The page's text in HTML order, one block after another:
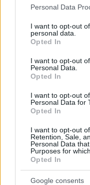
Please note that this
not limited to your visit
grant or deny consent
use your data for
consent section.
Personal Data
I want to opt-out
personal data.
Opted In
I want to opt-out
Personal Data.
Opted In
I want to opt-out
Personal Data for
Opted In
I want to opt-out
Retention, Sale,
Personal Data
Purposes for
Opted In
Google consents
Ο Κώστας Σλούκας
ανεβαίνοντας στην
18/APR/26 10:53
Η Μονακό θα είναι η
play-in (Τρίτη, 21/4,
Ευρωλίγκας.